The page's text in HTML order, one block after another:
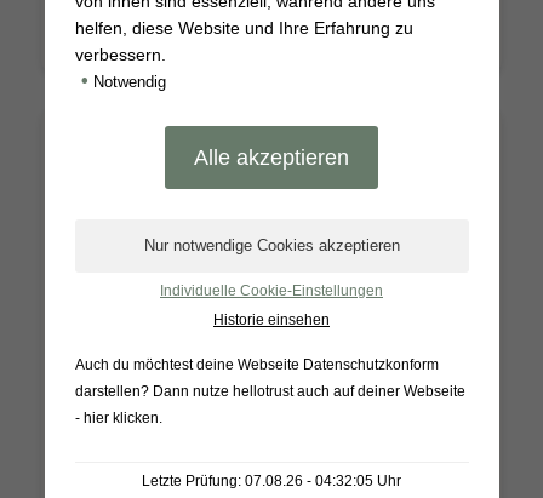
Lavendelseife ÜF 7%
helfen, diese Website und Ihre Erfahrung zu
verbessern.
• Notwendig
Individuelle Cookie-Einstellungen
Historie einsehen
Auch du möchtest deine Webseite Datenschutzkonform
darstellen? Dann nutze hellotrust auch auf deiner Webseite
- hier klicken.
Letzte Prüfung: 07.08.26 - 04:32:05 Uhr